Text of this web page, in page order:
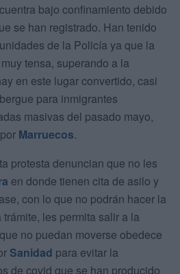
bajo confinamiento debido
se han registrado. Han tenido
de la Policía ya que la
tensa, superando a la
en este lugar convertido, casi
para inmigrantes
masivas del pasado mayo,
Marruecos.
protesta denuncian que no les
en donde tienen cita de asilo y
con lo que no podrán hacer la
les permita salir a la
no puedan moverse obedece
Sanidad para evitar la
de covid que se han producido